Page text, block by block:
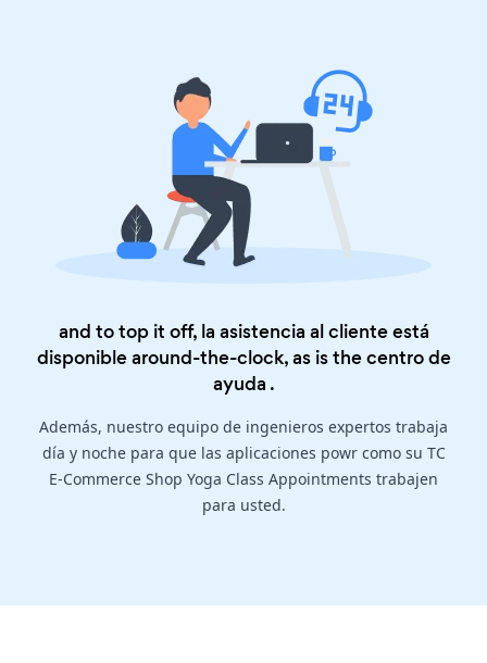
and to top it off, la asistencia al cliente está
disponible around-the-clock, as is thecentro de
ayuda .
Además, nuestro equipo de ingenieros expertos trabaja
día y noche para que las aplicaciones powr como su TC
E-Commerce Shop Yoga Class Appointments trabajen
para usted.